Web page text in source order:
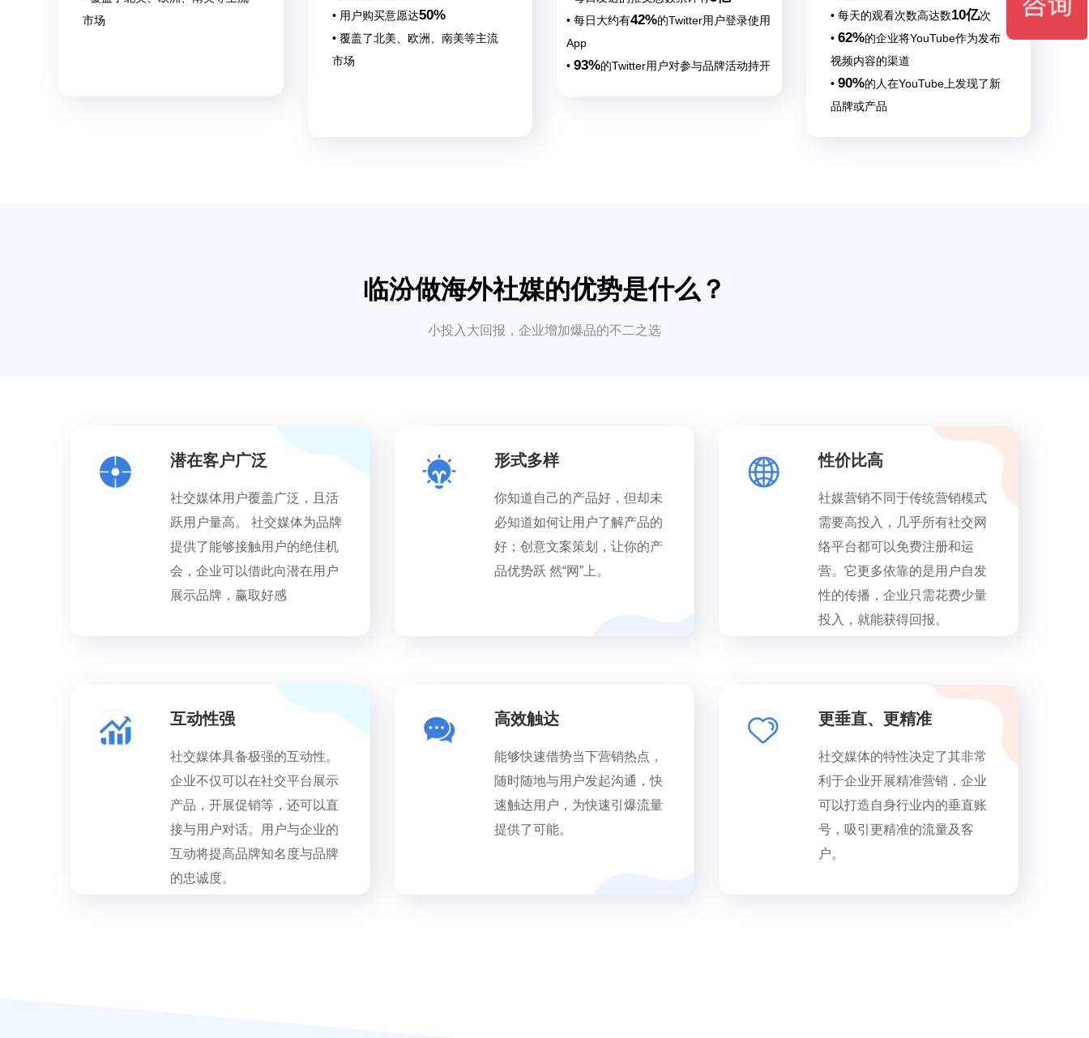
市场
• 用户购买意愿达50%
• 覆盖了北美、欧洲、南美等主流
市场
• 每日大约有42%的Twitter用户登录使用
App
• 93%的Twitter用户对参与品牌活动持开
• 每天的观看次数高达数10亿次
• 62%的企业将YouTube作为发布
视频内容的渠道
• 90%的人在YouTube上发现了新
品牌或产品
临汾做海外社媒的优势是什么？
小投入大回报，企业增加爆品的不二之选
潜在客户广泛
社交媒体用户覆盖广泛，且活
跃用户量高。 社交媒体为品牌
提供了能够接触用户的绝佳机
会，企业可以借此向潜在用户
展示品牌，赢取好感
形式多样
你知道自己的产品好，但却未
必知道如何让用户了解产品的
好；创意文案策划，让你的产
品优势跃 然“网”上。
性价比高
社媒营销不同于传统营销模式
需要高投入，几乎所有社交网
络平台都可以免费注册和运
营。它更多依靠的是用户自发
性的传播，企业只需花费少量
投入，就能获得回报。
互动性强
社交媒体具备极强的互动性。
企业不仅可以在社交平台展示
产品，开展促销等，还可以直
接与用户对话。用户与企业的
互动将提高品牌知名度与品牌
的忠诚度。
高效触达
能够快速借势当下营销热点，
随时随地与用户发起沟通，快
速触达用户，为快速引爆流量
提供了可能。
更垂直、更精准
社交媒体的特性决定了其非常
利于企业开展精准营销，企业
可以打造自身行业内的垂直账
号，吸引更精准的流量及客
户。